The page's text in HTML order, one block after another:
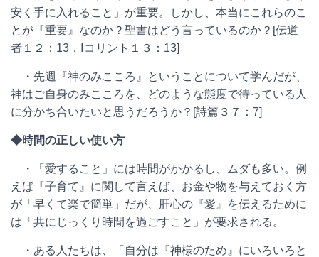
安く手に入れること」が重要。しかし、本当にこれらのこ
とが『重要』なのか？聖書はどう言っているのか？[伝道
者１２：13，Ⅰコリント１３：13]
・先週『神のみこころ』ということについて学んだが、
神はご自身のみこころを、どのような態度で待っている人
に分かち合いたいと思うだろうか？[詩篇３７：7]
◆時間の正しい使い方
・「愛すること」には時間がかかるし、ムダも多い。例
えば『子育て』に関して言えば、お金や物を与えておく方
が「早くて楽で簡単」だが、肝心の『愛』を伝えるために
は「共にじっくり時間を過ごすこと」が要求される。
・ある人たちは、「自分は『神様のため』にいろいろと